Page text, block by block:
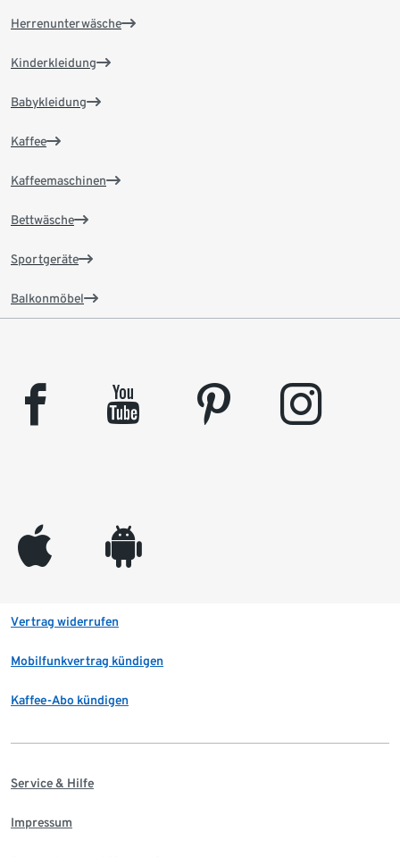
Herrenunterwäsche
Kinderkleidung
Babykleidung
Kaffee
Kaffeemaschinen
Bettwäsche
Sportgeräte
Balkonmöbel
facebook youtube pinterest instagram
appleinc android
Vertrag widerrufen
Mobilfunkvertrag kündigen
Kaffee-Abo kündigen
Service & Hilfe
Impressum